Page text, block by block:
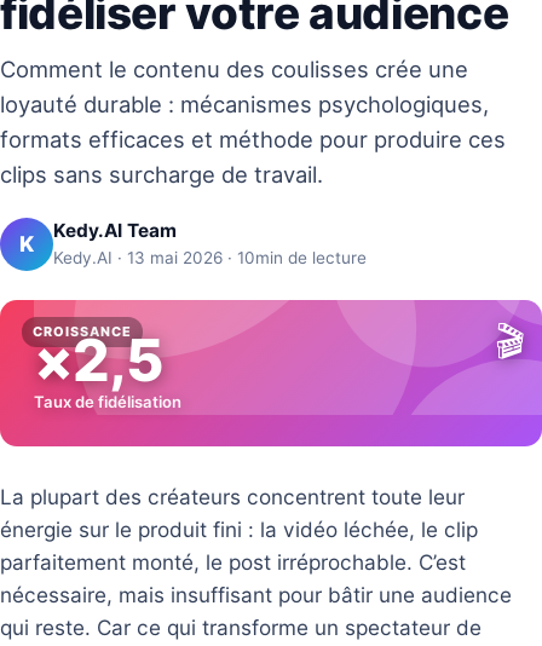
fidéliser votre audience
Comment le contenu des coulisses crée une
loyauté durable : mécanismes psychologiques,
formats efficaces et méthode pour produire ces
clips sans surcharge de travail.
K Kedy.AI Team
Kedy.AI · 13 mai 2026 · 10min de lecture
CROISSANCE 🎬
×2,5
Taux de fidélisation
La plupart des créateurs concentrent toute leur
énergie sur le produit fini : la vidéo léchée, le clip
parfaitement monté, le post irréprochable. C’est
nécessaire, mais insuffisant pour bâtir une audience
qui reste. Car ce qui transforme un spectateur de